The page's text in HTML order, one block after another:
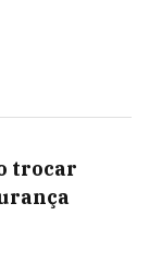
trocar